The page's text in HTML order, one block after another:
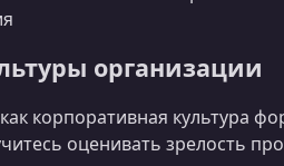
организации
корпоративная культура
оценивать зрелость